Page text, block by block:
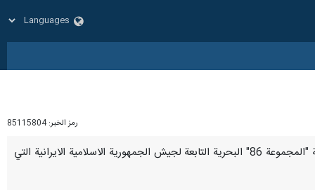
رمز الخبر: 85115804
طهران/ 19 ايار/ مايو/ ارنا –هنأ وزير الخارجية "حسين امير عبداللهيان"، في خطاب بعثه اليوم الجمعة، بنجاح مهمة "المجموعة 86" البحرية التابعة لجيش الجمهورية الاسلامية الايرانية التي